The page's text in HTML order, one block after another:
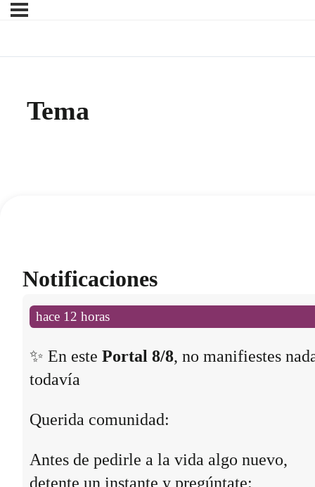
Tema
Notificaciones
hace 12 horas
✨ En este Portal 8/8, no manifiestes
todavía
Querida comunidad:
Antes de pedirle a la vida algo nuevo,
detente un instante y pregúntate: